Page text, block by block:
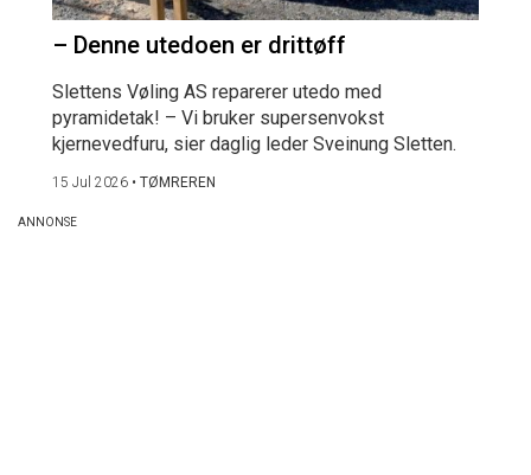
– Denne utedoen er drittøff
Slettens Vøling AS reparerer utedo med
pyramidetak! – Vi bruker supersenvokst
kjernevedfuru, sier daglig leder Sveinung Sletten.
15 Jul 2026 • TØMREREN